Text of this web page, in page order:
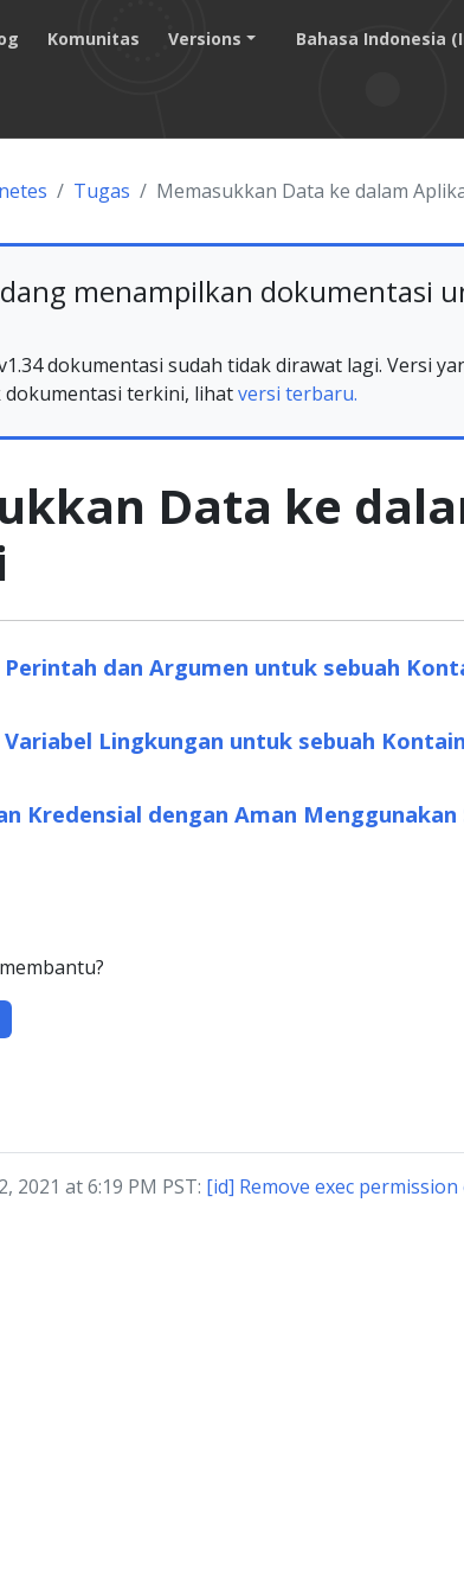
Komunitas Versions Bahasa Indonesia
Tugas Memasukkan Data ke dalam
menampilkan dokumentasi
dokumentasi sudah tidak dirawat lagi. Versi
dokumentasi terkini, lihatversi terbaru.
Data ke
dan Argumen untuk sebuah
Lingkungan untuk sebuah
Kredensial dengan Aman Menggunakan
2021 at 6:19 PM PST: [id] Remove exec